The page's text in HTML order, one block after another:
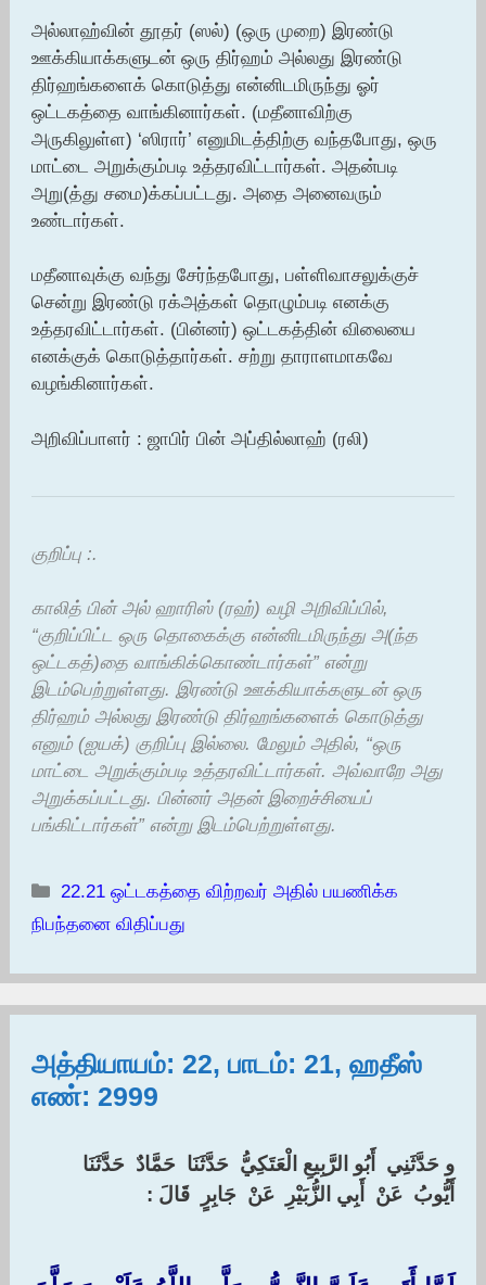
அல்லாஹ்வின் தூதர் (ஸல்) (ஒரு முறை) இரண்டு
ஊக்கியாக்களுடன் ஒரு திர்ஹம் அல்லது இரண்டு
திர்ஹங்களைக் கொடுத்து என்னிடமிருந்து ஓர்
ஒட்டகத்தை வாங்கினார்கள். (மதீனாவிற்கு
அருகிலுள்ள) ‘ஸிரார்’ எனுமிடத்திற்கு வந்தபோது, ஒரு
மாட்டை அறுக்கும்படி உத்தரவிட்டார்கள். அதன்படி
அறு(த்து சமை)க்கப்பட்டது. அதை அனைவரும்
உண்டார்கள்.
மதீனாவுக்கு வந்து சேர்ந்தபோது, பள்ளிவாசலுக்குச்
சென்று இரண்டு ரக்அத்கள் தொழும்படி எனக்கு
உத்தரவிட்டார்கள். (பின்னர்) ஒட்டகத்தின் விலையை
எனக்குக் கொடுத்தார்கள். சற்று தாராளமாகவே
வழங்கினார்கள்.
அறிவிப்பாளர் : ஜாபிர் பின் அப்தில்லாஹ் (ரலி)
குறிப்பு :.
காலித் பின் அல் ஹாரிஸ் (ரஹ்) வழி அறிவிப்பில்,
“குறிப்பிட்ட ஒரு தொகைக்கு என்னிடமிருந்து அ(ந்த
ஒட்டகத்)தை வாங்கிக்கொண்டார்கள்” என்று
இடம்பெற்றுள்ளது. இரண்டு ஊக்கியாக்களுடன் ஒரு
திர்ஹம் அல்லது இரண்டு திர்ஹங்களைக் கொடுத்து
எனும் (ஐயக்) குறிப்பு இல்லை. மேலும் அதில், “ஒரு
மாட்டை அறுக்கும்படி உத்தரவிட்டார்கள். அவ்வாறே அது
அறுக்கப்பட்டது. பின்னர் அதன் இறைச்சியைப்
பங்கிட்டார்கள்” என்று இடம்பெற்றுள்ளது.
Categories
22.21 ஒட்டகத்தை விற்றவர் அதில் பயணிக்க
நிபந்தனை விதிப்பது
அத்தியாயம்: 22, பாடம்: 21, ஹதீஸ்
எண்: 2999
‏و حَدَّثَنِي ‏ ‏أَبُو الرَّبِيعِ الْعَتَكِيُّ ‏ ‏حَدَّثَنَا ‏ ‏حَمَّادٌ ‏ ‏حَدَّثَنَا ‏
‏أَيُّوبُ ‏ ‏عَنْ ‏ ‏أَبِي الزُّبَيْرِ ‏ ‏عَنْ ‏ ‏جَابِرٍ ‏ ‏قَالَ : ‏